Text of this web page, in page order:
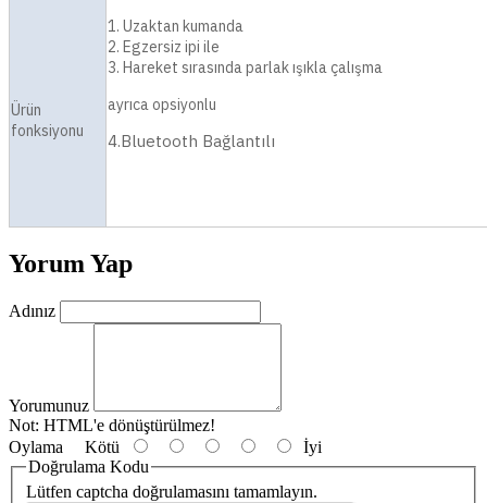
Ürün
fonksiyonu
1. Uzaktan kumanda
2. Egzersiz ipi ile
3. Hareket sırasında parlak ışıkla çalışma
ayrıca opsiyonlu
4.Bluetooth Bağlantılı
Yorum Yap
Adınız
Yorumunuz
Not: HTML'e dönüştürülmez!
Oylama Kötü
İyi
Doğrulama Kodu
Lütfen captcha doğrulamasını tamamlayın.